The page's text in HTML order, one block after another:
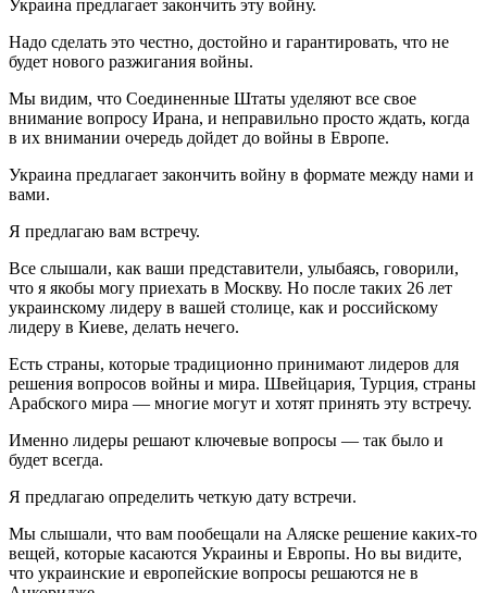
Украина предлагает закончить эту войну.
Надо сделать это честно, достойно и гарантировать, что не
будет нового разжигания войны.
Мы видим, что Соединенные Штаты уделяют все свое
внимание вопросу Ирана, и неправильно просто ждать, когда
в их внимании очередь дойдет до войны в Европе.
Украина предлагает закончить войну в формате между нами и
вами.
Я предлагаю вам встречу.
Все слышали, как ваши представители, улыбаясь, говорили,
что я якобы могу приехать в Москву. Но после таких 26 лет
украинскому лидеру в вашей столице, как и российскому
лидеру в Киеве, делать нечего.
Есть страны, которые традиционно принимают лидеров для
решения вопросов войны и мира. Швейцария, Турция, страны
Арабского мира — многие могут и хотят принять эту встречу.
Именно лидеры решают ключевые вопросы — так было и
будет всегда.
Я предлагаю определить четкую дату встречи.
Мы слышали, что вам пообещали на Аляске решение каких-то
вещей, которые касаются Украины и Европы. Но вы видите,
что украинские и европейские вопросы решаются не в